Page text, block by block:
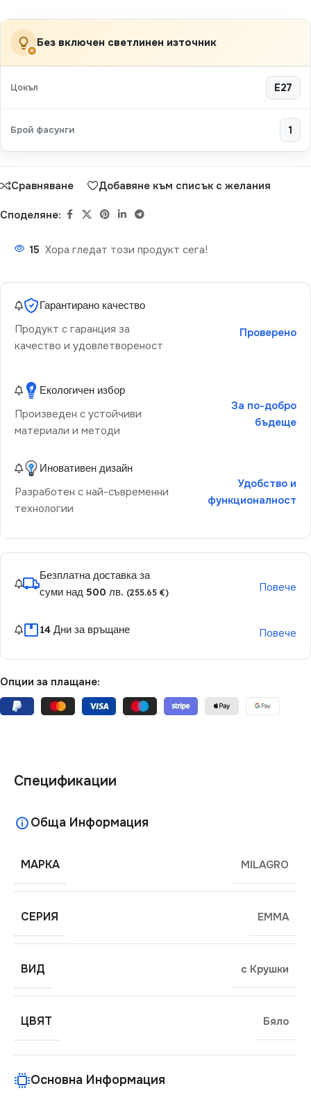
×
Без включен светлинен източник
Цокъл E27
Брой фасунги 1
Сравняване Добавяне към списък с желания
Споделяне:
15 Хора гледат този продукт сега!
Гарантирано качество
Продукт с гаранция за
качество и удовлетвореност
Проверено
Екологичен избор
Произведен с устойчиви
материали и методи
За по-добро
бъдеще
Иновативен дизайн
Разработен с най-съвременни
технологии
Удобство и
функционалност
Безплатна доставка за
суми над 500 лв. (255.65 €) Повече
14 Дни за връщане Повече
Опции за плащане:
Спецификации
Обща Информация
МАРКА MILAGRO
СЕРИЯ EMMA
ВИД с Крушки
ЦВЯТ Бяло
Основна Информация